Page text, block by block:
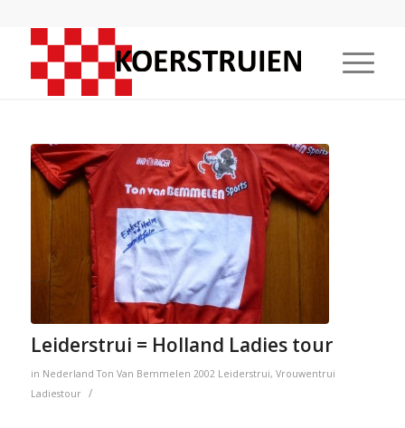
Leiderstrui = Holland Ladies tour
in Nederland Ton Van Bemmelen 2002 Leiderstrui, Vrouwentrui
Ladiestour
/